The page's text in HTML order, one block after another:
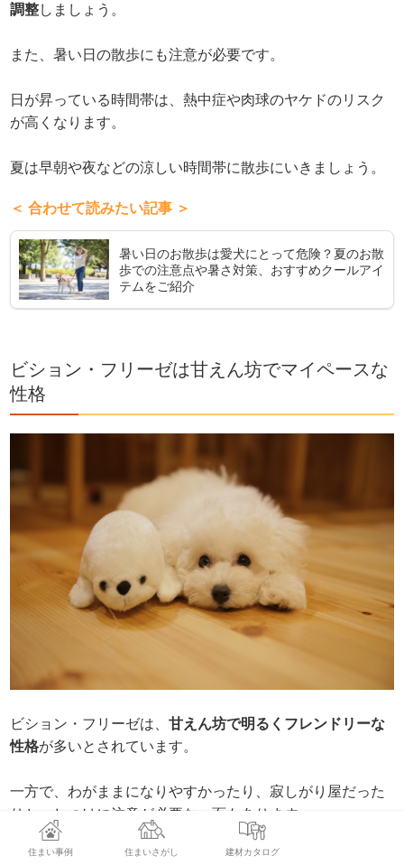
調整しましょう。
また、暑い日の散歩にも注意が必要です。
日が昇っている時間帯は、熱中症や肉球のヤケドのリスク
が高くなります。
夏は早朝や夜などの涼しい時間帯に散歩にいきましょう。
＜ 合わせて読みたい記事 ＞
暑い日のお散歩は愛犬にとって危険？夏のお散
歩での注意点や暑さ対策、おすすめクールアイ
テムをご紹介
ビション・フリーゼは甘えん坊でマイペースな
性格
ビション・フリーゼは、甘えん坊で明るくフレンドリーな
性格が多いとされています。
一方で、わがままになりやすかったり、寂しがり屋だった
りと、しつけに注意が必要な一面もあります。
この記事を参考にビション・フリーゼの性格に合わせた飼
住まい事例 住まいさがし 建材カタログ